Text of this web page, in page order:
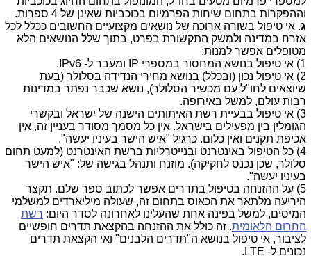
וההפקרות בתחום שיחות הפרמיום בכוכביות שאינן של 4 ספרות.
ג. אי טיפול בשורה ארוכה של נושאים מקצועיים החשובים ככלל לכל
אזרח במדינה ולמשק התקשורת בפרט, בתוך שלל הנושאים הלא
מטופלים אפשר למנות:
1) אי טיפול בנושא המחסור במספרי IP ומעבר ל- IPv6.
2) אי טיפול נכון (ובכלל) בנושא מחירי הנדידה בסלולר (בעת
שיוצאים לחו"ל עם מכשיר הסלולר), נושא שכבר נפתר במדינות
רבות עולם, למשל באירופה.
3) אי טיפול בבעיית רשת האיתותים הישנה של ישראל ובקשרי
הגומלין בין מפעילים בישראל. אין כל מסמך מסודר בעניין זה, אין
אכיפת תקנים ואין כלום. כרגיל "איש הישר בעיניו יעשה".
4) כל הטיפול באינטרנט ובנייטרליות ברשת האינטרנט (למעט תחום
סלולר, שכן נכנס לחקיקה). מוזנח ותנהל בגישה של: "איש הישר
בעיניו יעשה".
5) על ההזנחה בטיפול בתדרים אפשר לכתוב ספר שלם. תקצר
היריעה מלתאר את הכאוס בתחום זה, שעולה מיליארדים למשלמי
המיסים, למשל בפינה אחת שהעלינו לאחרונה לסדר היום: רשת
החרום הלאומית. זה כולל את ההזנחה בהקצאת תדרים חופשיים
לציבור, אי טיפול בנושא ה"תדרים הלבנים" ואי הקצאת תדרים
נכונים ל- LTE.